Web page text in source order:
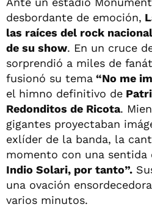
desbordante de emoción,
las raíces del rock
de su show. En un cruce
sorprendió a miles de
fusionó su tema “No me
el himno definitivo de
Redonditos de Ricota.
gigantes proyectaban
exlíder de la banda, la
momento con una sentida
Indio Solari, por tanto”.
una ovación
varios minutos.